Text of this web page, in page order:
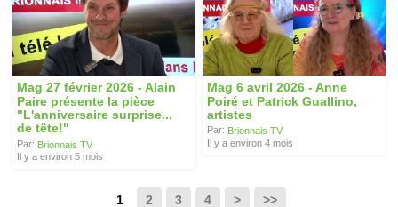
Mag 27 février 2026 - Alain
Paire présente la pièce
"L'anniversaire surprise...
de tête!"
Par: Brionnais TV
Il y a environ 5 mois
Mag 6 avril 2026 - Anne
Poiré et Patrick Guallino,
artistes
Par: Brionnais TV
Il y a environ 4 mois
1 2 3 4 > >>